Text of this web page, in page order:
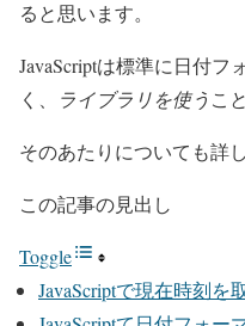
ると思います。
JavaScriptは標準に日付
く、
ライブラリを使う こ
そのあたりについても詳
この記事の見出し
Toggle
JavaScriptで現在時刻を